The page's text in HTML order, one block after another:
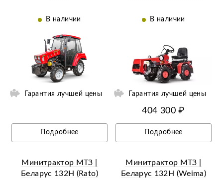
В наличии
Гарантия лучшей цены
Подробнее
В наличии
Ещё 12 фотографий
Гарантия лучшей цены
404 300 ₽
Подробнее
Минитрактор МТЗ |
Беларус 132H (Rato)
Минитрактор МТЗ |
Беларус 132H (Weima)